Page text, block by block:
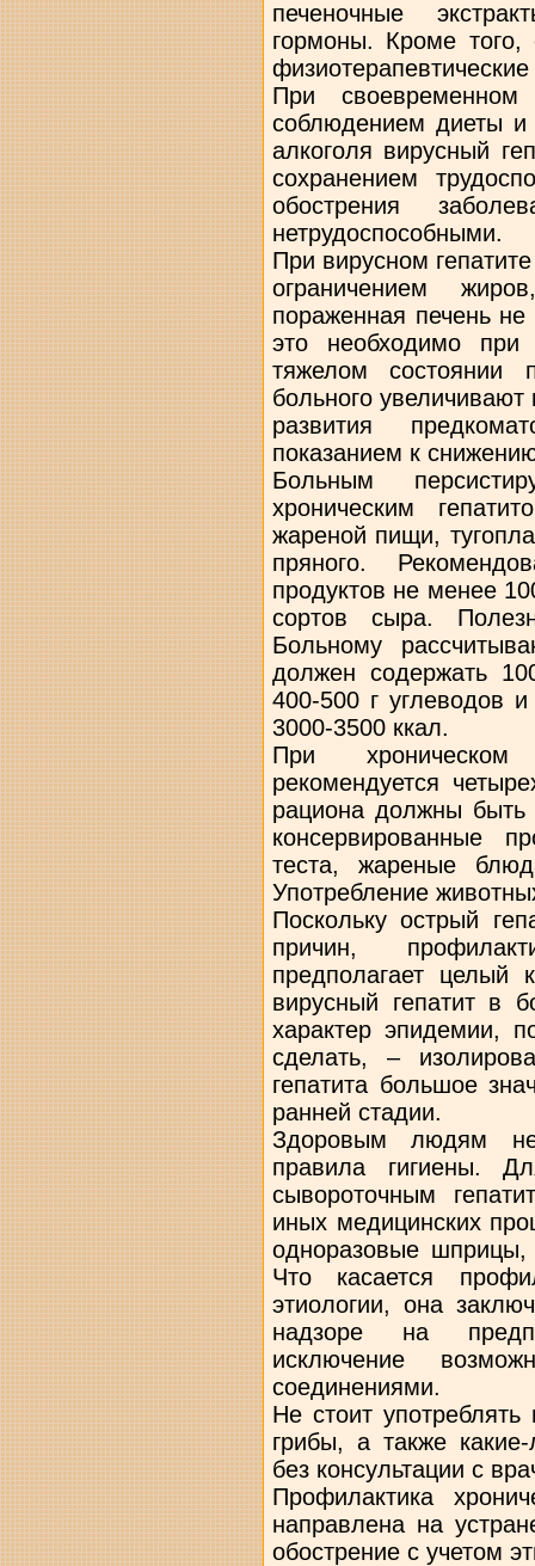
печеночные
гормоны. Кроме того,
При
соблюдением диеты и
алкоголя вирусный
сохранением
обострения
нетрудоспособными.
При вирусном
ограничением
пораженная печень
это необходимо
тяжелом состоянии
больного увеличивают
развития
показанием к
Больным
хроническим
жареной пищи,
пряного.
продуктов не менее
сортов сыра.
Больному
должен содержать
400-500 г углеводов
3000-3500 ккал.
При хроническом
рекомендуется
рациона должны
консервированные
теста, жареные
Употребление
Поскольку острый
причин,
предполагает целый
вирусный гепатит в
характер эпидемии,
сделать, –
гепатита большое
ранней стадии.
Здоровым людям
правила гигиены.
сывороточным
иных медицинских
одноразовые шприцы,
Что касается
этиологии, она
надзоре на
исключение
соединениями.
Не стоит
грибы, а также
без консультации с
Профилактика
направлена на
обострение с учетом